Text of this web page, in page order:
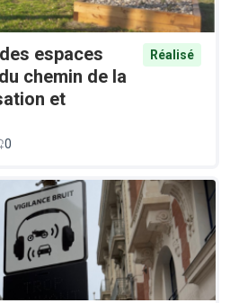
espaces
chemin de la
et
Réalisé
0